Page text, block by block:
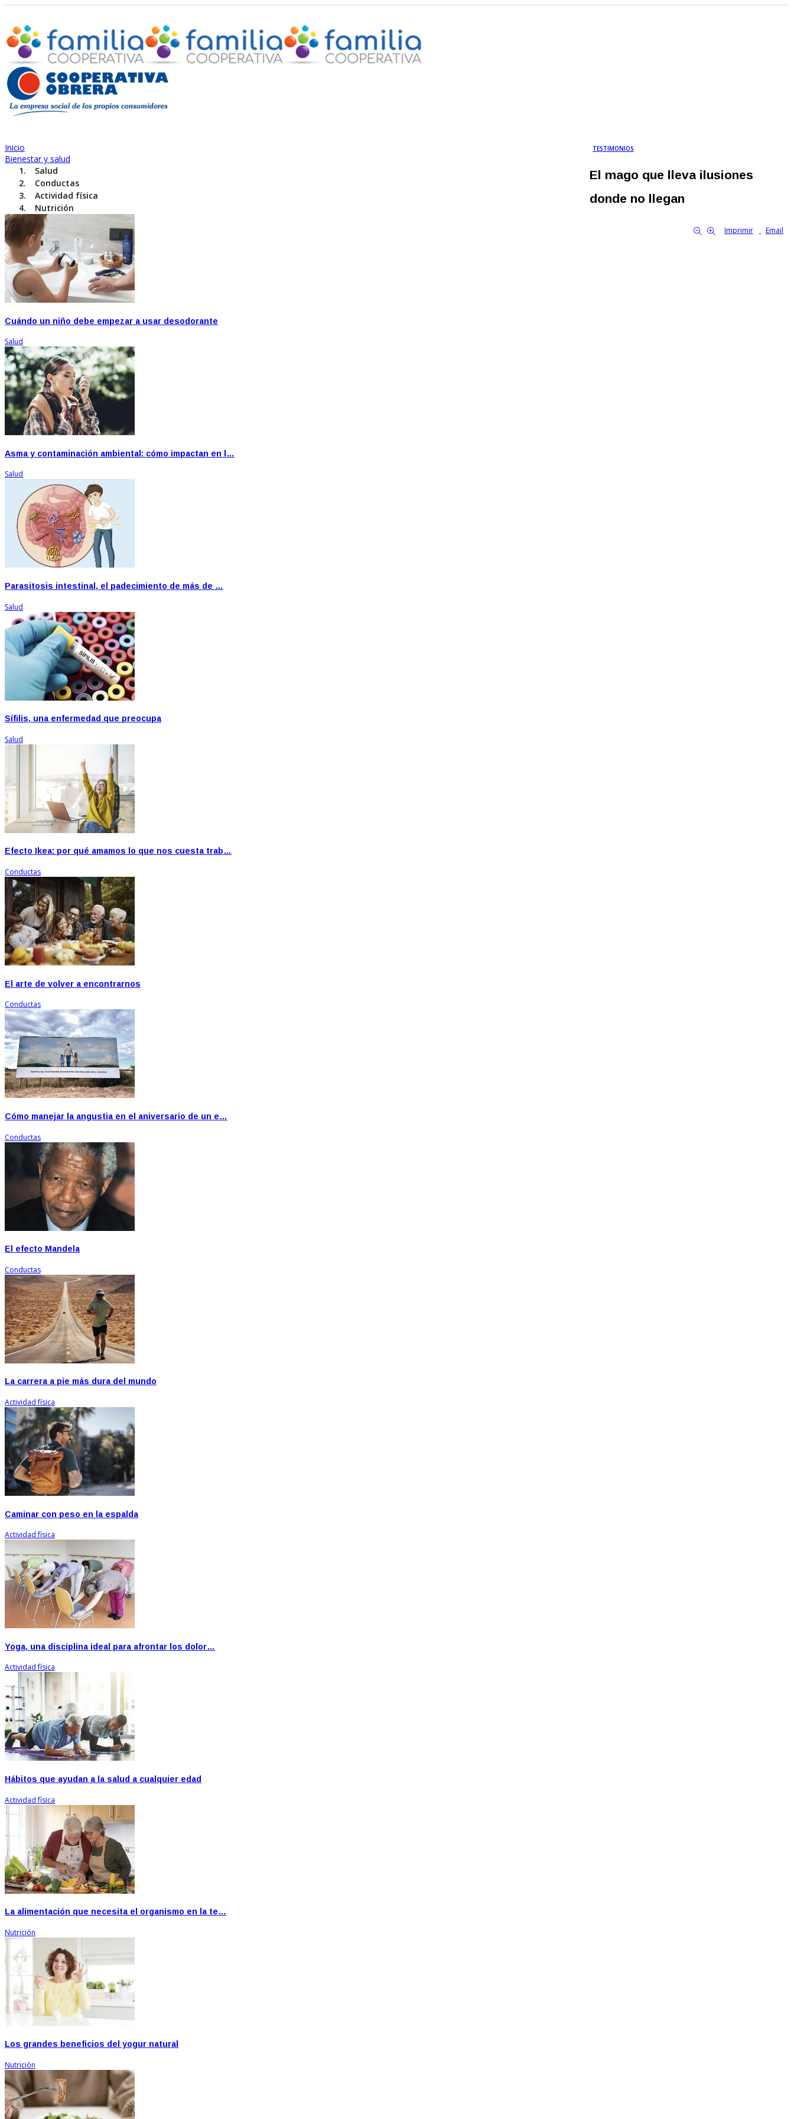
Inicio
Bienestar y salud
Salud
Conductas
Actividad física
Nutrición
Cuándo un niño debe empezar a usar desodorante
Salud
Asma y contaminación ambiental: cómo impactan en l…
Salud
Parasitosis intestinal, el padecimiento de más de …
Salud
Sífilis, una enfermedad que preocupa
Salud
Efecto Ikea: por qué amamos lo que nos cuesta trab…
Conductas
El arte de volver a encontrarnos
Conductas
Cómo manejar la angustia en el aniversario de un e…
Conductas
El efecto Mandela
Conductas
La carrera a pie más dura del mundo
Actividad física
Caminar con peso en la espalda
Actividad física
Yoga, una disciplina ideal para afrontar los dolor…
Actividad física
Hábitos que ayudan a la salud a cualquier edad
Actividad física
La alimentación que necesita el organismo en la te…
Nutrición
Los grandes beneficios del yogur natural
Nutrición
TESTIMONIOS
El mago que lleva ilusiones
donde no llegan
Imprimir Email